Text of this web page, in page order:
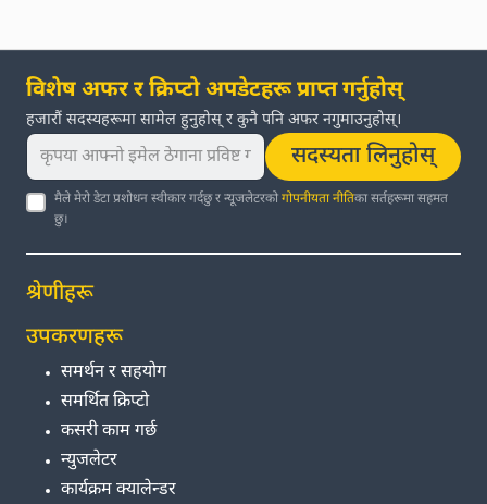
विशेष अफर र क्रिप्टो अपडेटहरू प्राप्त गर्नुहोस्
हजारौं सदस्यहरूमा सामेल हुनुहोस् र कुनै पनि अफर नगुमाउनुहोस्।
सदस्यता लिनुहोस्
मैले मेरो डेटा प्रशोधन स्वीकार गर्दछु र न्यूजलेटरकोगोपनीयता नीतिका सर्तहरूमा सहमत
छु।
श्रेणीहरू
उपकरणहरू
समर्थन र सहयोग
समर्थित क्रिप्टो
कसरी काम गर्छ
न्युजलेटर
कार्यक्रम क्यालेन्डर